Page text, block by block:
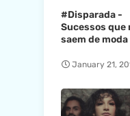
#Disparada -
Sucessos que
saem de moda
January 21,